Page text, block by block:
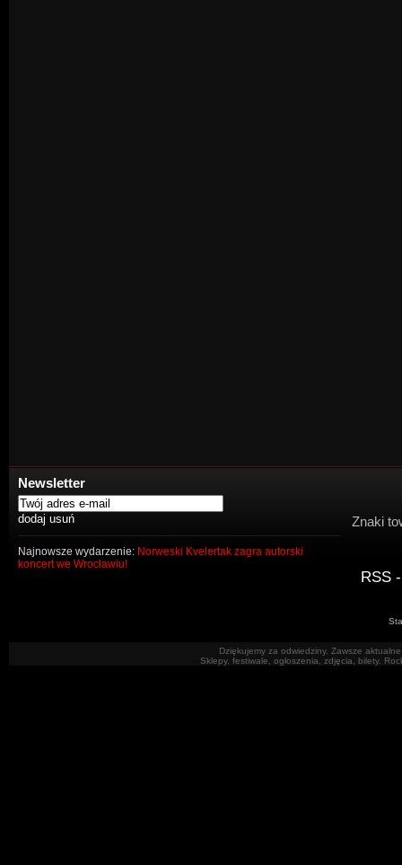
Newsletter
Najnowsze wydarzenie: Norweski Kvelertak zagra autorski
koncert we Wrocławiu!
Znaki
RSS
Dziękujemy za odwiedziny. Zawsze
Sklepy, festiwale, ogłoszenia, zdjęcia, bilety.